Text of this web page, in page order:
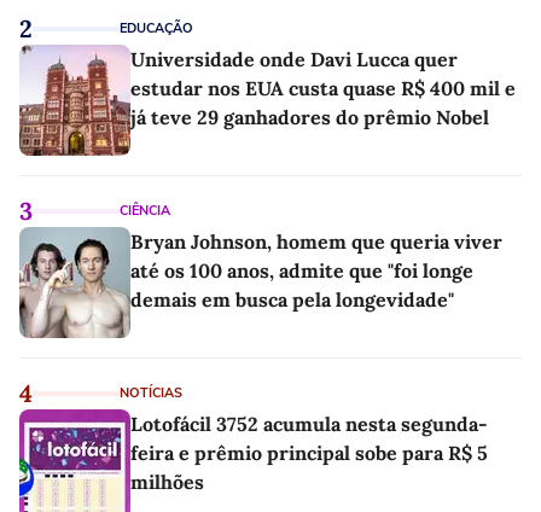
2 EDUCAÇÃO
Universidade onde Davi Lucca quer
estudar nos EUA custa quase R$ 400 mil e
já teve 29 ganhadores do prêmio Nobel
3 CIÊNCIA
Bryan Johnson, homem que queria viver
até os 100 anos, admite que "foi longe
demais em busca pela longevidade"
4 NOTÍCIAS
Lotofácil 3752 acumula nesta segunda-
feira e prêmio principal sobe para R$ 5
milhões